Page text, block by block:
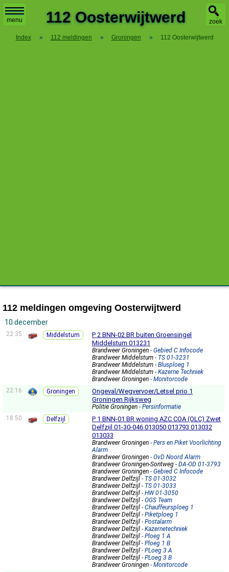
menu zoek
112 Oosterwijtwerd
Index » 112 meldingen » Groningen » 112 Oosterwijtwerd
112 meldingen omgeving Oosterwijtwerd
10 december
22:35 Middelstum
P 2 BNN-02 BR buiten Groensingel
Middelstum 013231
Brandweer Groningen - Gebied C Infocode
Brandweer Middelstum - TS 01-3231
Brandweer Middelstum - Blusploeg 1
Brandweer Middelstum - Kazerne Techniek
Brandweer Groningen - Monitorcode
22:16
Groningen
Ongeval/Wegvervoer/Letsel prio 1
Groningen Rijksweg
Politie Groningen - Persinformatie
18:50
Delfzijl
P 1 BNN-01 BR woning AZC COA (OLC) Zwet
Delfzijl 01-30-046 013050 013793 013032
013033
Brandweer Groningen - Pers en Piket Voorlichting
Alarm
Brandweer Groningen - OvD Noord Alarm
Brandweer Groningen-Sontweg - DA-OD 01-3793
Brandweer Groningen - Gebied C Infocode
Brandweer Delfzijl - TS 01-3032
Brandweer Delfzijl - TS 01-3033
Brandweer Delfzijl - HW 01-3050
Brandweer Delfzijl - OGS Team
Brandweer Delfzijl - Chauffeursploeg 1
Brandweer Delfzijl - Piketploeg 1
Brandweer Delfzijl - Postalarm
Brandweer Delfzijl - Kazernetechniek
Brandweer Delfzijl - Ploeg 1 A
Brandweer Delfzijl - Ploeg 1 B
Brandweer Delfzijl - PLoeg 3 A
Brandweer Delfzijl - PLoeg 3 B
Brandweer Groningen - Monitorcode